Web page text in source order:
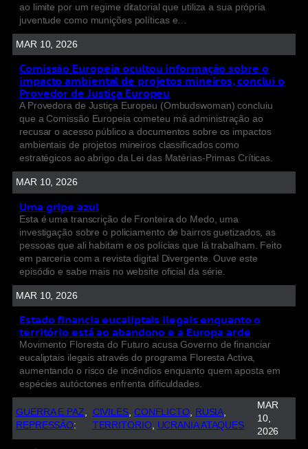
ao limite por um regime ditatorial que utiliza a sua própria
juventude como munições políticas e…
MAR 10, 2026
Comissão Europeia ocultou informação sobre o
impacto ambiental de projetos mineiros, conclui o
Provedor de Justiça Europeu
A Provedora de Justiça Europeu (Ombudswoman) concluiu
que a Comissão Europeia cometeu má administração ao
recusar o acesso público a documentos sobre os impactos
ambientais de projetos mineiros classificados como
estratégicos ao abrigo da Lei das Matérias-Primas Críticas.
MAR 10, 2026
Uma gripe azul
Esta é uma transcrição de Fronteira do Medo, uma
investigação sobre o policiamento de bairros guetizados, as
pessoas que ali habitam e os polícias que lá trabalham. Feito
em parceria com a revista digital Divergente. Ouve este
episódio e sabe mais no website oficial da série.
MAR 10, 2026
Estado financia eucaliptais ilegais enquanto o
território está ao abandono e a Europa arde
Movimento Floresta do Futuro acusa Governo de financiar
eucaliptais ilegais através do programa Floresta Activa,
aumentando o risco de incêndios enquanto quem aposta em
espécies autóctones enfrenta dificuldades.
GUERRA E PAZ
REPRESSÃO:
CIVILES CONFLICTO, RUSIA
TERRITORIO, UCRANIA ATAQUES
MAR
10,
2026